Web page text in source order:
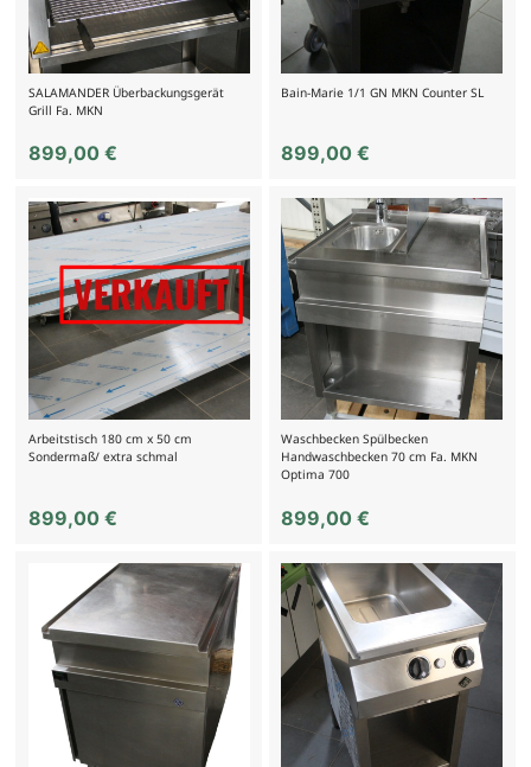
SALAMANDER Überbackungsgerät
Grill Fa. MKN
899,00 €
Bain-Marie 1/1 GN MKN Counter SL
899,00€
Arbeitstisch 180 cm x 50 cm
Sondermaß/ extra schmal
899,00 €
Waschbecken Spülbecken
Handwaschbecken 70 cm Fa. MKN
Optima 700
899,00€